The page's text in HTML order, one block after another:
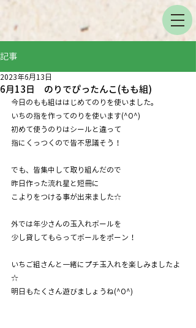
記事
6月13日 のりでぴったんこ(もも組)
2023年6月13日
今日のもも組ははじめてのりを使いました。
いちの指を作ってのりを使います(^O^)
初めて使うのりはシールと違って
指にくっつくので皆不思議そう！
でも、皆集中して取り組んだので
昨日作った流れ星と短冊に
こよりをつける事が出来ました☆
外では年少さんの玉入れボールを
少し貸してもらってボールをポーン！
いちご組さんと一緒にプチ玉入れを楽しみましたよ
☆
明日もたくさん遊びましょうね(^O^)